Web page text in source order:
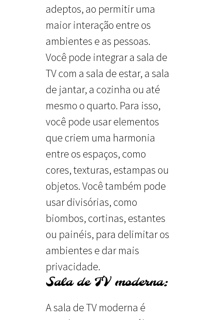
adeptos, ao permitir uma
maior interação entre os
ambientes e as pessoas.
Você pode integrar a sala de
TV com a sala de estar, a sala
de jantar, a cozinha ou até
mesmo o quarto. Para isso,
você pode usar elementos
que criem uma harmonia
entre os espaços, como
cores, texturas, estampas ou
objetos. Você também pode
usar divisórias, como
biombos, cortinas, estantes
ou painéis, para delimitar os
ambientes e dar mais
privacidade.
Sala de TV moderna:
A sala de TV moderna é